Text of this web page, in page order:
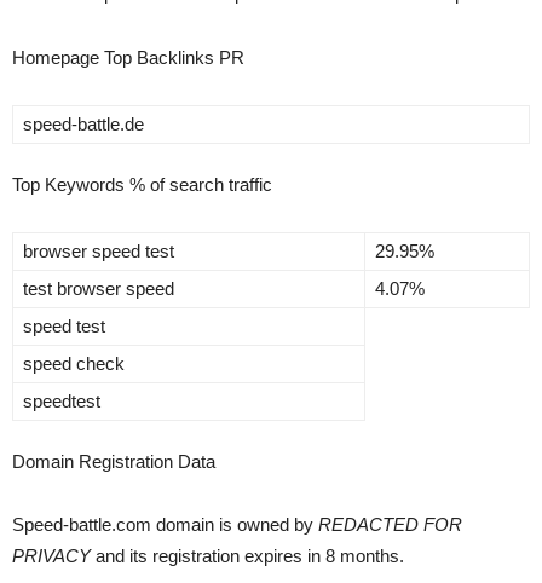
Homepage Top Backlinks PR
speed-battle.de
Top Keywords % of search traffic
browser speed test
29.95%
test browser speed
4.07%
speed test
speed check
speedtest
Domain Registration Data
Speed-battle.com domain is owned by REDACTED FOR
PRIVACYand its registration expires in 8 months.